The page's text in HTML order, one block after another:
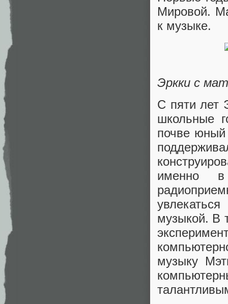
Мировой.
к музыке.
Эркки с
С пяти лет
школьные
почве юный
именно
музыкой. В
музыку